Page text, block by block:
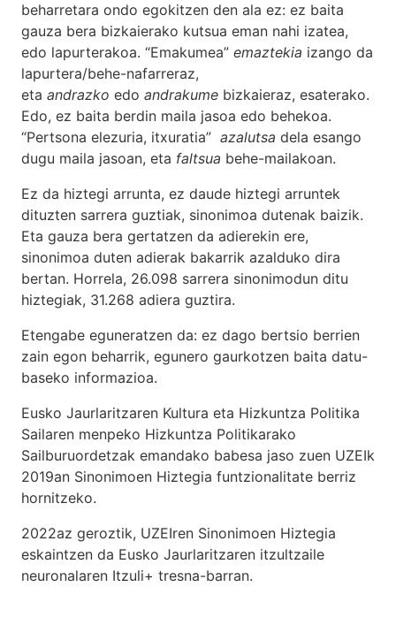
beharretara ondo egokitzen den ala ez: ez baita
gauza bera bizkaierako kutsua eman nahi izatea,
edo lapurterakoa. “Emakumea” emaztekia izango da
lapurtera/behe-nafarreraz,
eta andrazko edo andrakume bizkaieraz, esaterako.
Edo, ez baita berdin maila jasoa edo behekoa.
“Pertsona elezuria, itxuratia” azalutsa dela esango
dugu maila jasoan, eta faltsua behe-mailakoan.
Ez da hiztegi arrunta, ez daude hiztegi arruntek
dituzten sarrera guztiak, sinonimoa dutenak baizik.
Eta gauza bera gertatzen da adierekin ere,
sinonimoa duten adierak bakarrik azalduko dira
bertan. Horrela, 26.098 sarrera sinonimodun ditu
hiztegiak, 31.268 adiera guztira.
Etengabe eguneratzen da: ez dago bertsio berrien
zain egon beharrik, egunero gaurkotzen baita datu-
baseko informazioa.
Eusko Jaurlaritzaren Kultura eta Hizkuntza Politika
Sailaren menpeko Hizkuntza Politikarako
Sailburuordetzak emandako babesa jaso zuen UZEIk
2019an Sinonimoen Hiztegia funtzionalitate berriz
hornitzeko.
2022az geroztik, UZEIren Sinonimoen Hiztegia
eskaintzen da Eusko Jaurlaritzaren itzultzaile
neuronalaren Itzuli+ tresna-barran.